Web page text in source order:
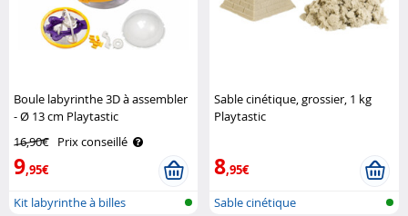
Boule labyrinthe 3D à assembler
- Ø 13 cm Playtastic
16,90€ Prix conseillé
9,95€
Kit labyrinthe à billes
Sable cinétique, grossier, 1 kg
Playtastic
8,95€
Sable cinétique